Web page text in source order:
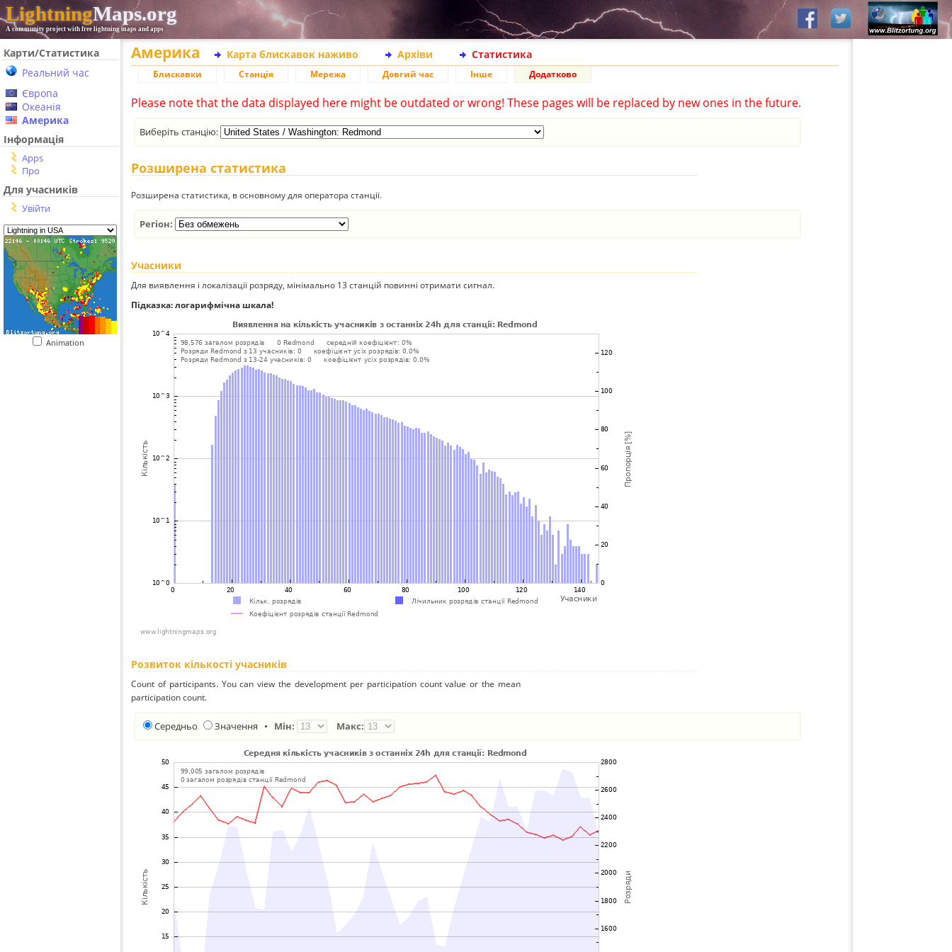
LightningMaps.org
A community project with free lightning maps and apps
Карти/Статистика
Реальний час
Європа
Океанія
Америка
Інформація
Apps
Про
Для учасників
Увійти
Animation
Америка Карта блискавок наживо Архіви Статистика
Блискавки Станція Мережа Довгий час Інше Додатково
Please note that the data displayed here might be outdated or wrong! These pages will be replaced by new ones in the future.
Виберіть станцію:
Розширена статистика
Розширена статистика, в основному для оператора станції.
Регіон:
Учасники
Для виявлення і локалізації розряду, мінімально 13 станцій повинні отримати сигнал.
Підказка: логарифмічна шкала!
Розвиток кількості учасників
Count of participants. You can view the development per participation count value or the mean
participation count.
Середньо Значення • Мін: Макс: